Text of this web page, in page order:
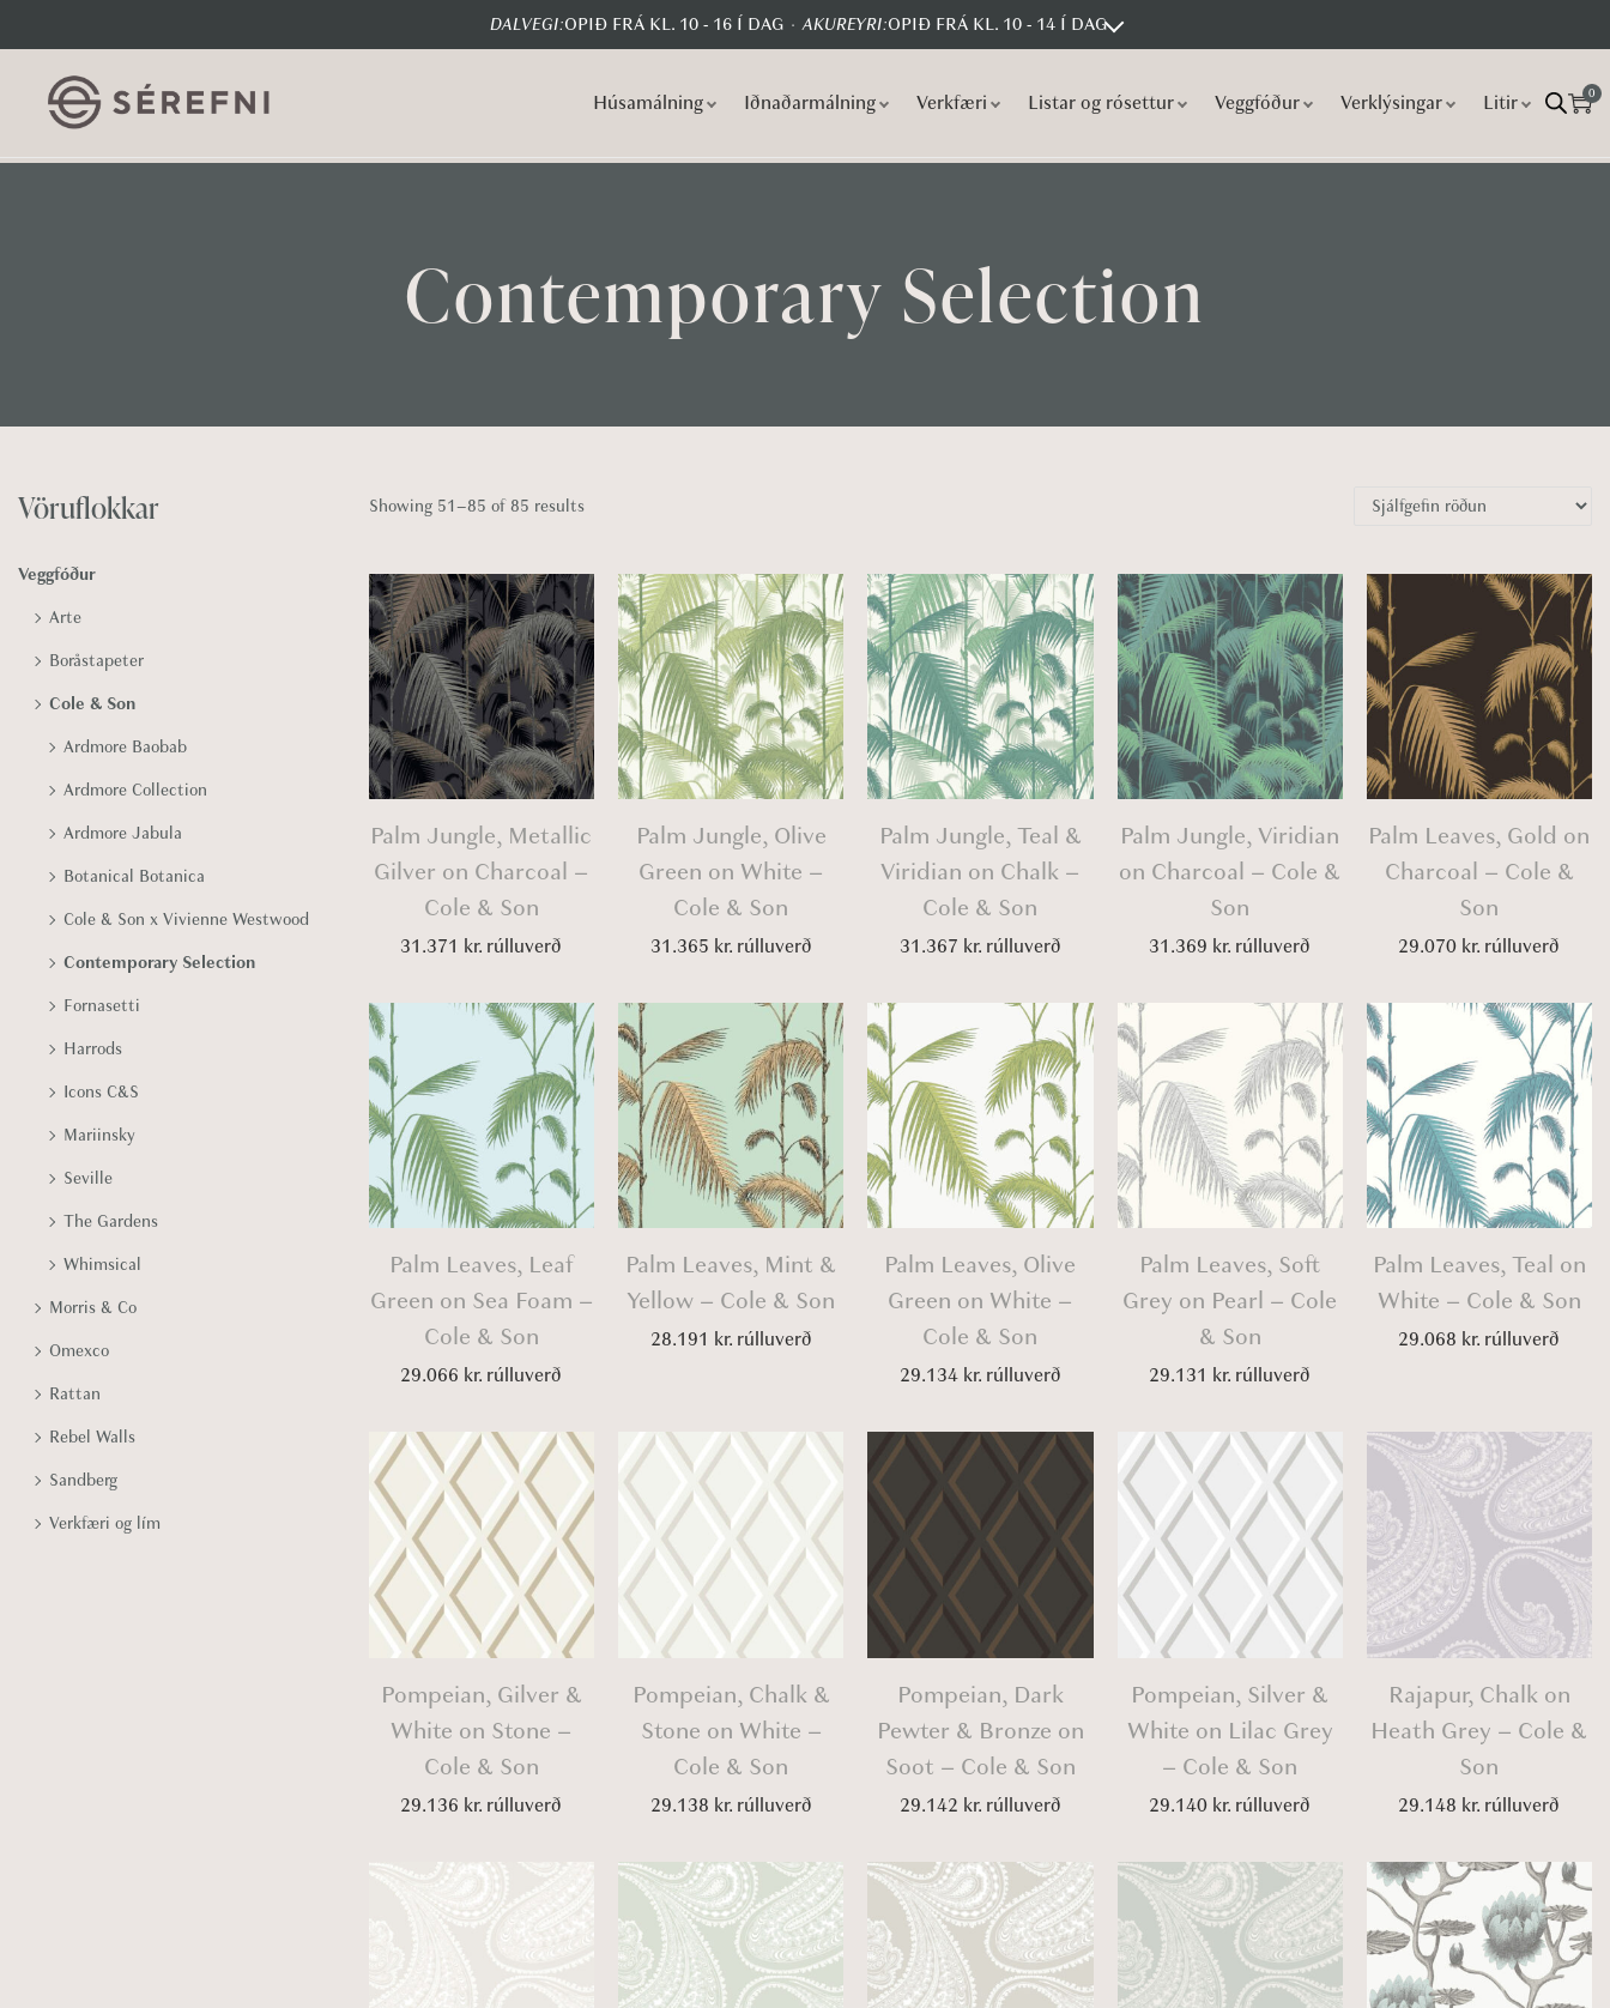
DALVEGI:OPIÐ FRÁ KL. 10 - 16 Í DAG AKUREYRI:OPIÐ FRÁ KL. 10 - 14 Í DAG
o
n
o
n
o
c
Húsamálning Iðnaðarmálning Verkfæri Listar og rósettur Veggfóður Verklýsingar Litir 0
Contemporary Selection
Showing 51–85 of 85 results
Palm Jungle, Metallic
Gilver on Charcoal –
Cole & Son
31.371 kr. rúlluverð
Palm Jungle, Olive
Green on White –
Cole & Son
31.365 kr.rúlluverð
Palm Jungle, Teal &
Viridian on Chalk –
Cole & Son
31.367 kr.rúlluverð
Palm Jungle, Viridian
on Charcoal – Cole &
Son
31.369 kr. rúlluverð
Palm Leaves, Gold on
Charcoal – Cole &
Son
29.070 kr. rúlluverð
Palm Leaves, Leaf
Green on Sea Foam –
Cole & Son
29.066 kr. rúlluverð
Palm Leaves, Mint &
Yellow – Cole & Son
28.191 kr.rúlluverð
Palm Leaves, Olive
Green on White –
Cole & Son
29.134 kr.rúlluverð
Palm Leaves, Soft
Grey on Pearl – Cole
& Son
29.131 kr. rúlluverð
Palm Leaves, Teal on
White – Cole & Son
29.068 kr. rúlluverð
Pompeian, Gilver &
White on Stone –
Cole & Son
29.136 kr. rúlluverð
Pompeian, Chalk &
Stone on White –
Cole & Son
29.138 kr.rúlluverð
Pompeian, Dark
Pewter & Bronze on
Soot – Cole & Son
29.142 kr.rúlluverð
Pompeian, Silver &
White on Lilac Grey
– Cole & Son
29.140 kr. rúlluverð
Rajapur, Chalk on
Heath Grey – Cole &
Son
29.148 kr. rúlluverð
Vöruflokkar
Veggfóður
Arte
Boråstapeter
Cole & Son
Ardmore Baobab
Ardmore Collection
Ardmore Jabula
Botanical Botanica
Cole & Son x Vivienne Westwood
Contemporary Selection
Fornasetti
Harrods
Icons C&S
Mariinsky
Seville
The Gardens
Whimsical
Morris & Co
Omexco
Rattan
Rebel Walls
Sandberg
Verkfæri og lím